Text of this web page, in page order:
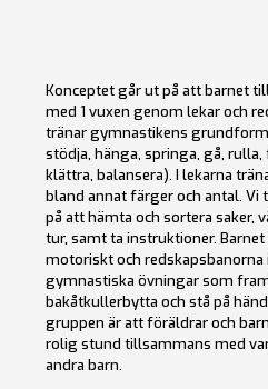
Konceptet går ut på att barnet
med 1 vuxen genom lekar och
tränar gymnastikens
stödja, hänga, springa, gå, rulla,
klättra, balansera). I lekarna
bland annat färger och antal. Vi
på att hämta och sortera saker,
tur, samt ta instruktioner.
motoriskt och redskapsbanorna
gymnastiska övningar som
bakåtkullerbytta och stå på
gruppen är att föräldrar och
rolig stund tillsammans med
andra barn.